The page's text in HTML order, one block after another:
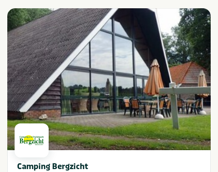
Camping Bergzicht